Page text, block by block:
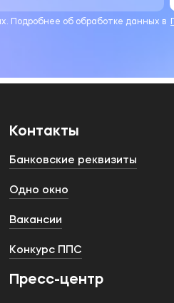
Подробнее об обработке данных в
Контакты
Банковские реквизиты
Одно окно
Вакансии
Конкурс ППС
Пресс-центр